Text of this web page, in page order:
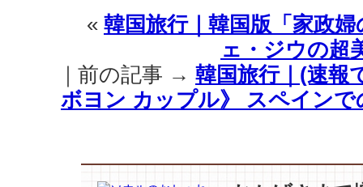
« 韓国旅行｜韓国版「家政
ェ・ジウの超
｜前の記事 → 韓国旅行｜(速報
ボヨン カップル》 スペイン